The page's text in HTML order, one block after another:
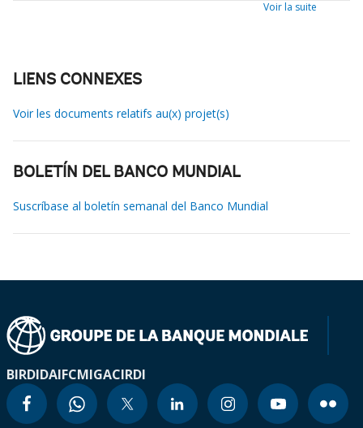
Voir la suite
LIENS CONNEXES
Voir les documents relatifs au(x) projet(s)
BOLETÍN DEL BANCO MUNDIAL
Suscríbase al boletín semanal del Banco Mundial
BIRDIDAIFCMIGACIRDI